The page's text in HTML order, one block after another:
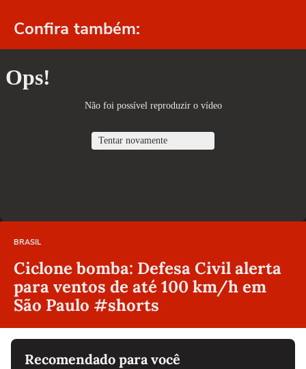
Confira também:
BRASIL
Ciclone bomba: Defesa Civil alerta
para ventos de até 100 km/h em
São Paulo #shorts
Recomendado para você